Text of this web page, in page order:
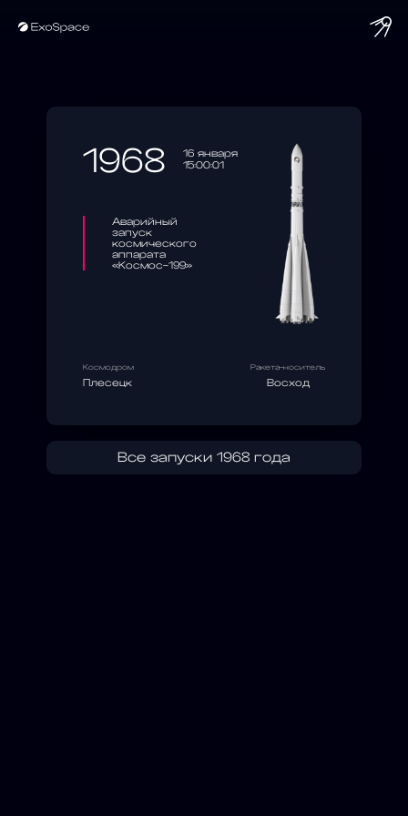
1968
16 января
15:00:01
Аварийный
запуск
космического
аппарата
«Космос-199»
Космодром
Плесецк
Ракета-носитель
Восход
Все запуски 1968 года